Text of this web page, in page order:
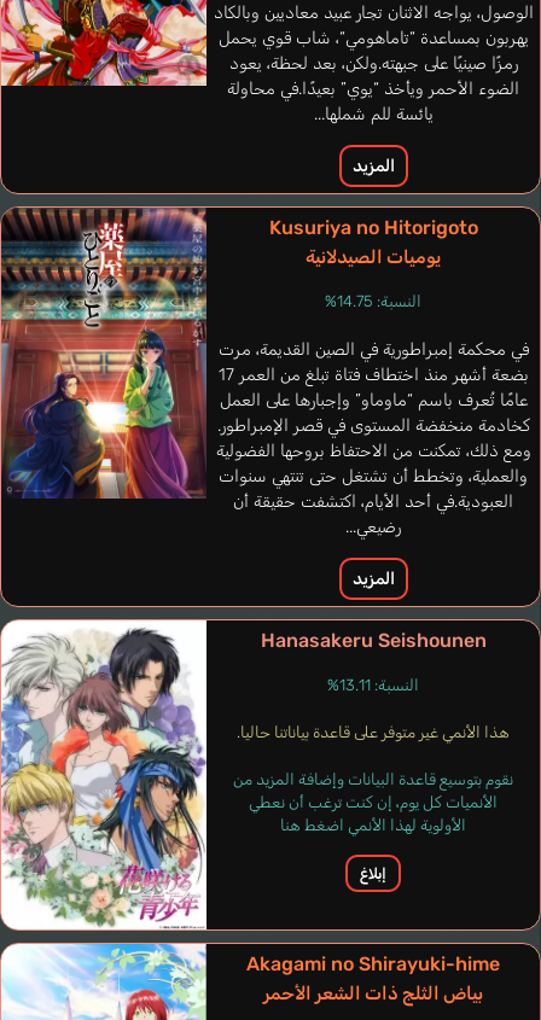
Haku Raien
Kazuki Hiroto
Heki Hakumei
Kisaichi Atsushi
الوصول، يواجه الاثنان تجار عبيد معاديين وبالكاد
يهربون بمساعدة “تاماهومي“، شاب قوي يحمل
رمزًا صينيًا على جبهته.ولكن، بعد لحظة، يعود
الضوء الأحمر ويأخذ “يوي” بعيدًا.في محاولة
يائسة للم شملها...
المزيد
Kusuriya no Hitorigoto
يوميات الصيدلانية
النسبة: 14.75%
في محكمة إمبراطورية في الصين القديمة، مرت
بضعة أشهر منذ اختطاف فتاة تبلغ من العمر 17
عامًا تُعرف باسم “ماوماو” وإجبارها على العمل
كخادمة منخفضة المستوى في قصر الإمبراطور.
ومع ذلك، تمكنت من الاحتفاظ بروحها الفضولية
والعملية، وتخطط أن تشتغل حتى تنتهي سنوات
العبودية.في أحد الأيام، اكتشفت حقيقة أن
رضيعي...
المزيد
Hanasakeru Seishounen
النسبة: 13.11%
هذا الأنمي غير متوفر على قاعدة بياناتنا حاليا.
نقوم بتوسيع قاعدة البيانات وإضافة المزيد من
الأنميات كل يوم، إن كنت ترغب أن نعطي
الأولوية لهذا الأنمي اضغط هنا
إبلاغ
Akagami no Shirayuki-hime
بياض الثلج ذات الشعر الأحمر